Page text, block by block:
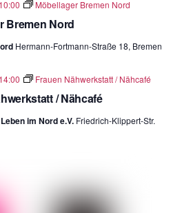
Bremen Nord
Möbellager Bremen Nord
Hermann-Fortmann-Straße 18, Bremen
/ Nähcafé
Frauen Nähwerkstatt / Nähcafé
im Nord e.V. Friedrich-Klippert-Str.